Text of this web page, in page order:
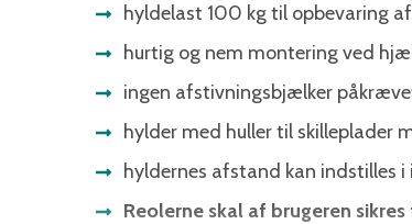
hyldelast 100 kg til opbevaring
hurtig og nem montering ved
ingen afstivningsbjælker
hylder med huller til skilleplader
hyldernes afstand kan indstilles
Reolerne skal af brugeren